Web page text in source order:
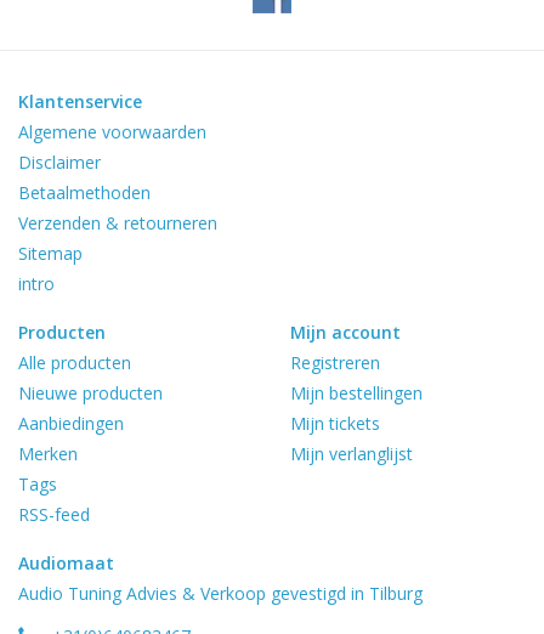
Klantenservice
Algemene voorwaarden
Disclaimer
Betaalmethoden
Verzenden & retourneren
Sitemap
intro
Producten
Alle producten
Nieuwe producten
Aanbiedingen
Merken
Tags
RSS-feed
Mijn account
Registreren
Mijn bestellingen
Mijn tickets
Mijn verlanglijst
Audiomaat
Audio Tuning Advies & Verkoop gevestigd in Tilburg